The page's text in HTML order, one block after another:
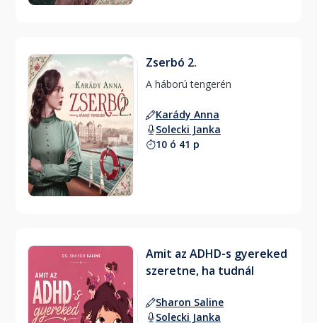
Zserbó 2.
Karády Anna
Solecki Janka
10 ó 41 p
Amit az ADHD-s gyereked
szeretne, ha tudnál
Sharon Saline
Solecki Janka